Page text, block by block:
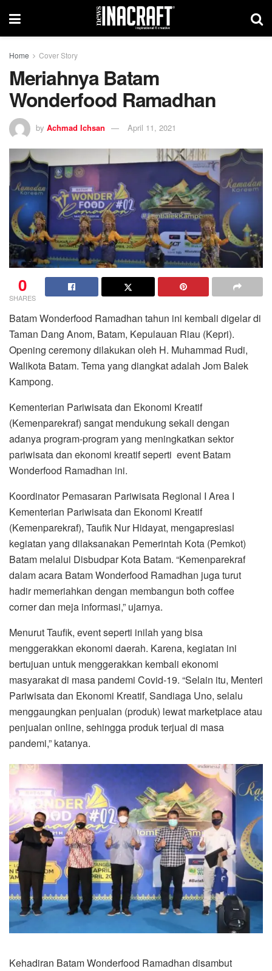
Home Cover Story
Meriahnya Batam
Wonderfood Ramadhan
by Achmad Ichsan April 11, 2021
0
SHARES
Batam Wonderfood Ramadhan tahun ini kembali digelar di
Taman Dang Anom, Batam, Kepulauan Riau (Kepri).
Opening ceremony dilakukan oleh H. Muhammad Rudi,
Walikota Batam. Tema yang diangkat adalah Jom Balek
Kampong.
Kementerian Pariwisata dan Ekonomi Kreatif
(Kemenparekraf) sangat mendukung sekali dengan
adanya program-program yang meningkatkan sektor
pariwisata dan ekonomi kreatif seperti event Batam
Wonderfood Ramadhan ini.
Koordinator Pemasaran Pariwisata Regional I Area I
Kementerian Pariwisata dan Ekonomi Kreatif
(Kemenparekraf), Taufik Nur Hidayat, mengapresiasi
kegiatan yang dilaksanakan Pemerintah Kota (Pemkot)
Batam melalui Disbudpar Kota Batam. “Kemenparekraf
dalam acara Batam Wonderfood Ramadhan juga turut
hadir memeriahkan dengan membangun both coffee
corner dan meja informasi,” ujarnya.
Menurut Taufik, event seperti inilah yang bisa
menggerakkan ekonomi daerah. Karena, kegiatan ini
bertujuan untuk menggerakkan kembali ekonomi
masyarakat di masa pandemi Covid-19. “Selain itu, Menteri
Pariwisata dan Ekonomi Kreatif, Sandiaga Uno, selalu
menggaungkan penjualan (produk) lewat marketplace atau
penjualan online, sehingga produk terjual di masa
pandemi,” katanya.
Kehadiran Batam Wonderfood Ramadhan disambut